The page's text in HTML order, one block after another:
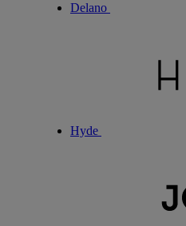
Delano
Hyde